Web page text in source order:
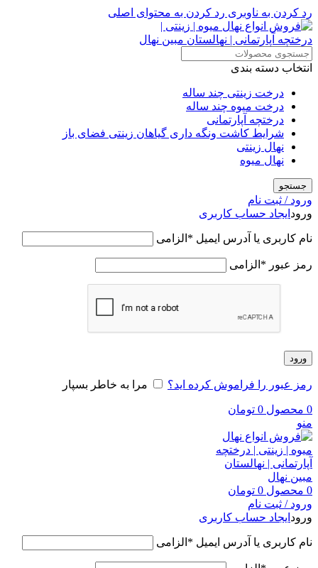
رد کردن به ناوبری رد کردن به محتوای اصلی
انتخاب دسته بندی
درخت زینتی چند ساله
درخت میوه چند ساله
درختچه آپارتمانی
شرایط کاشت ونگه داری گیاهان زینتی فضای باز
نهال زینتی
نهال میوه
جستجو
ورود / ثبت نام
ورود ایجاد حساب کاربری
نام کاربری یا آدرس ایمیل * الزامی
رمز عبور * الزامی
ورود
رمز عبور را فراموش کرده اید؟ مرا به خاطر بسپار
0 محصول 0 تومان
منو
0 محصول 0 تومان
ورود / ثبت نام
ورود ایجاد حساب کاربری
نام کاربری یا آدرس ایمیل * الزامی